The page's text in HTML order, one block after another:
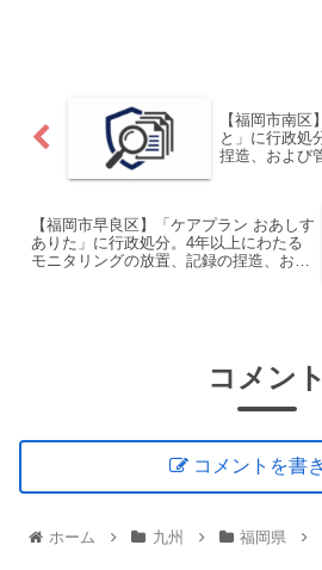
【福岡市南区
と」に行政処
捏造、および
【福岡市早良区】「ケアプラン おあしす
ありた」に行政処分。4年以上にわたる
モニタリングの放置、記録の捏造、およ
コメント
コメントを書
ホーム 九州 福岡県